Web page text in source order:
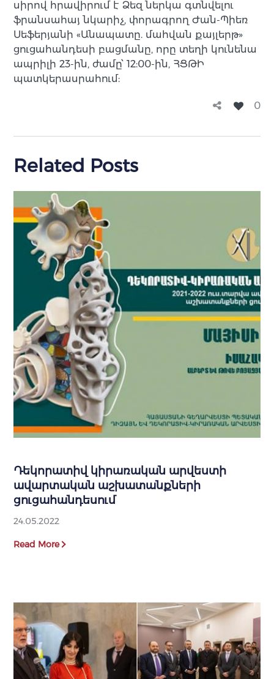
սիրով հրավիրում է Ձեզ ներկա գտնվելու
ֆրանսահայ նկարիչ, փորագրող Ժան-Պիեռ
Սեֆերյանի «Անապատը. մահվան քայլերթ»
ցուցահանդեսի բացմանը, որը տեղի կունենա
ապրիլի 23-ին, ժամը՝ 12:00-ին, ՀՑԹԻ
պատկերասրահում:
0
Related Posts
Դեկորատիվ կիրառական արվեստի
ավարտական աշխատանքների
ցուցահանդեսում
24.05.2022
Read More